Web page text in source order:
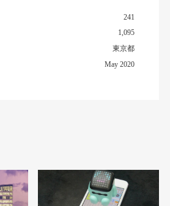
241
1,095
東京都
May 2020